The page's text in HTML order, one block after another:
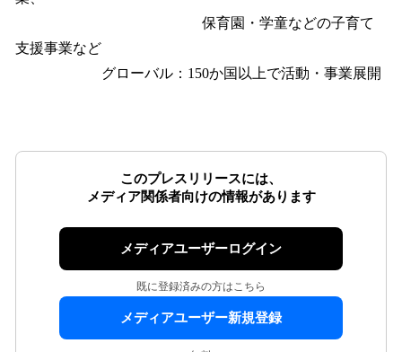
保育園・学童などの子育て
支援事業など
グローバル：150か国以上で活動・事業展開
このプレスリリースには、
メディア関係者向けの情報があります
メディアユーザーログイン
既に登録済みの方はこちら
メディアユーザー新規登録